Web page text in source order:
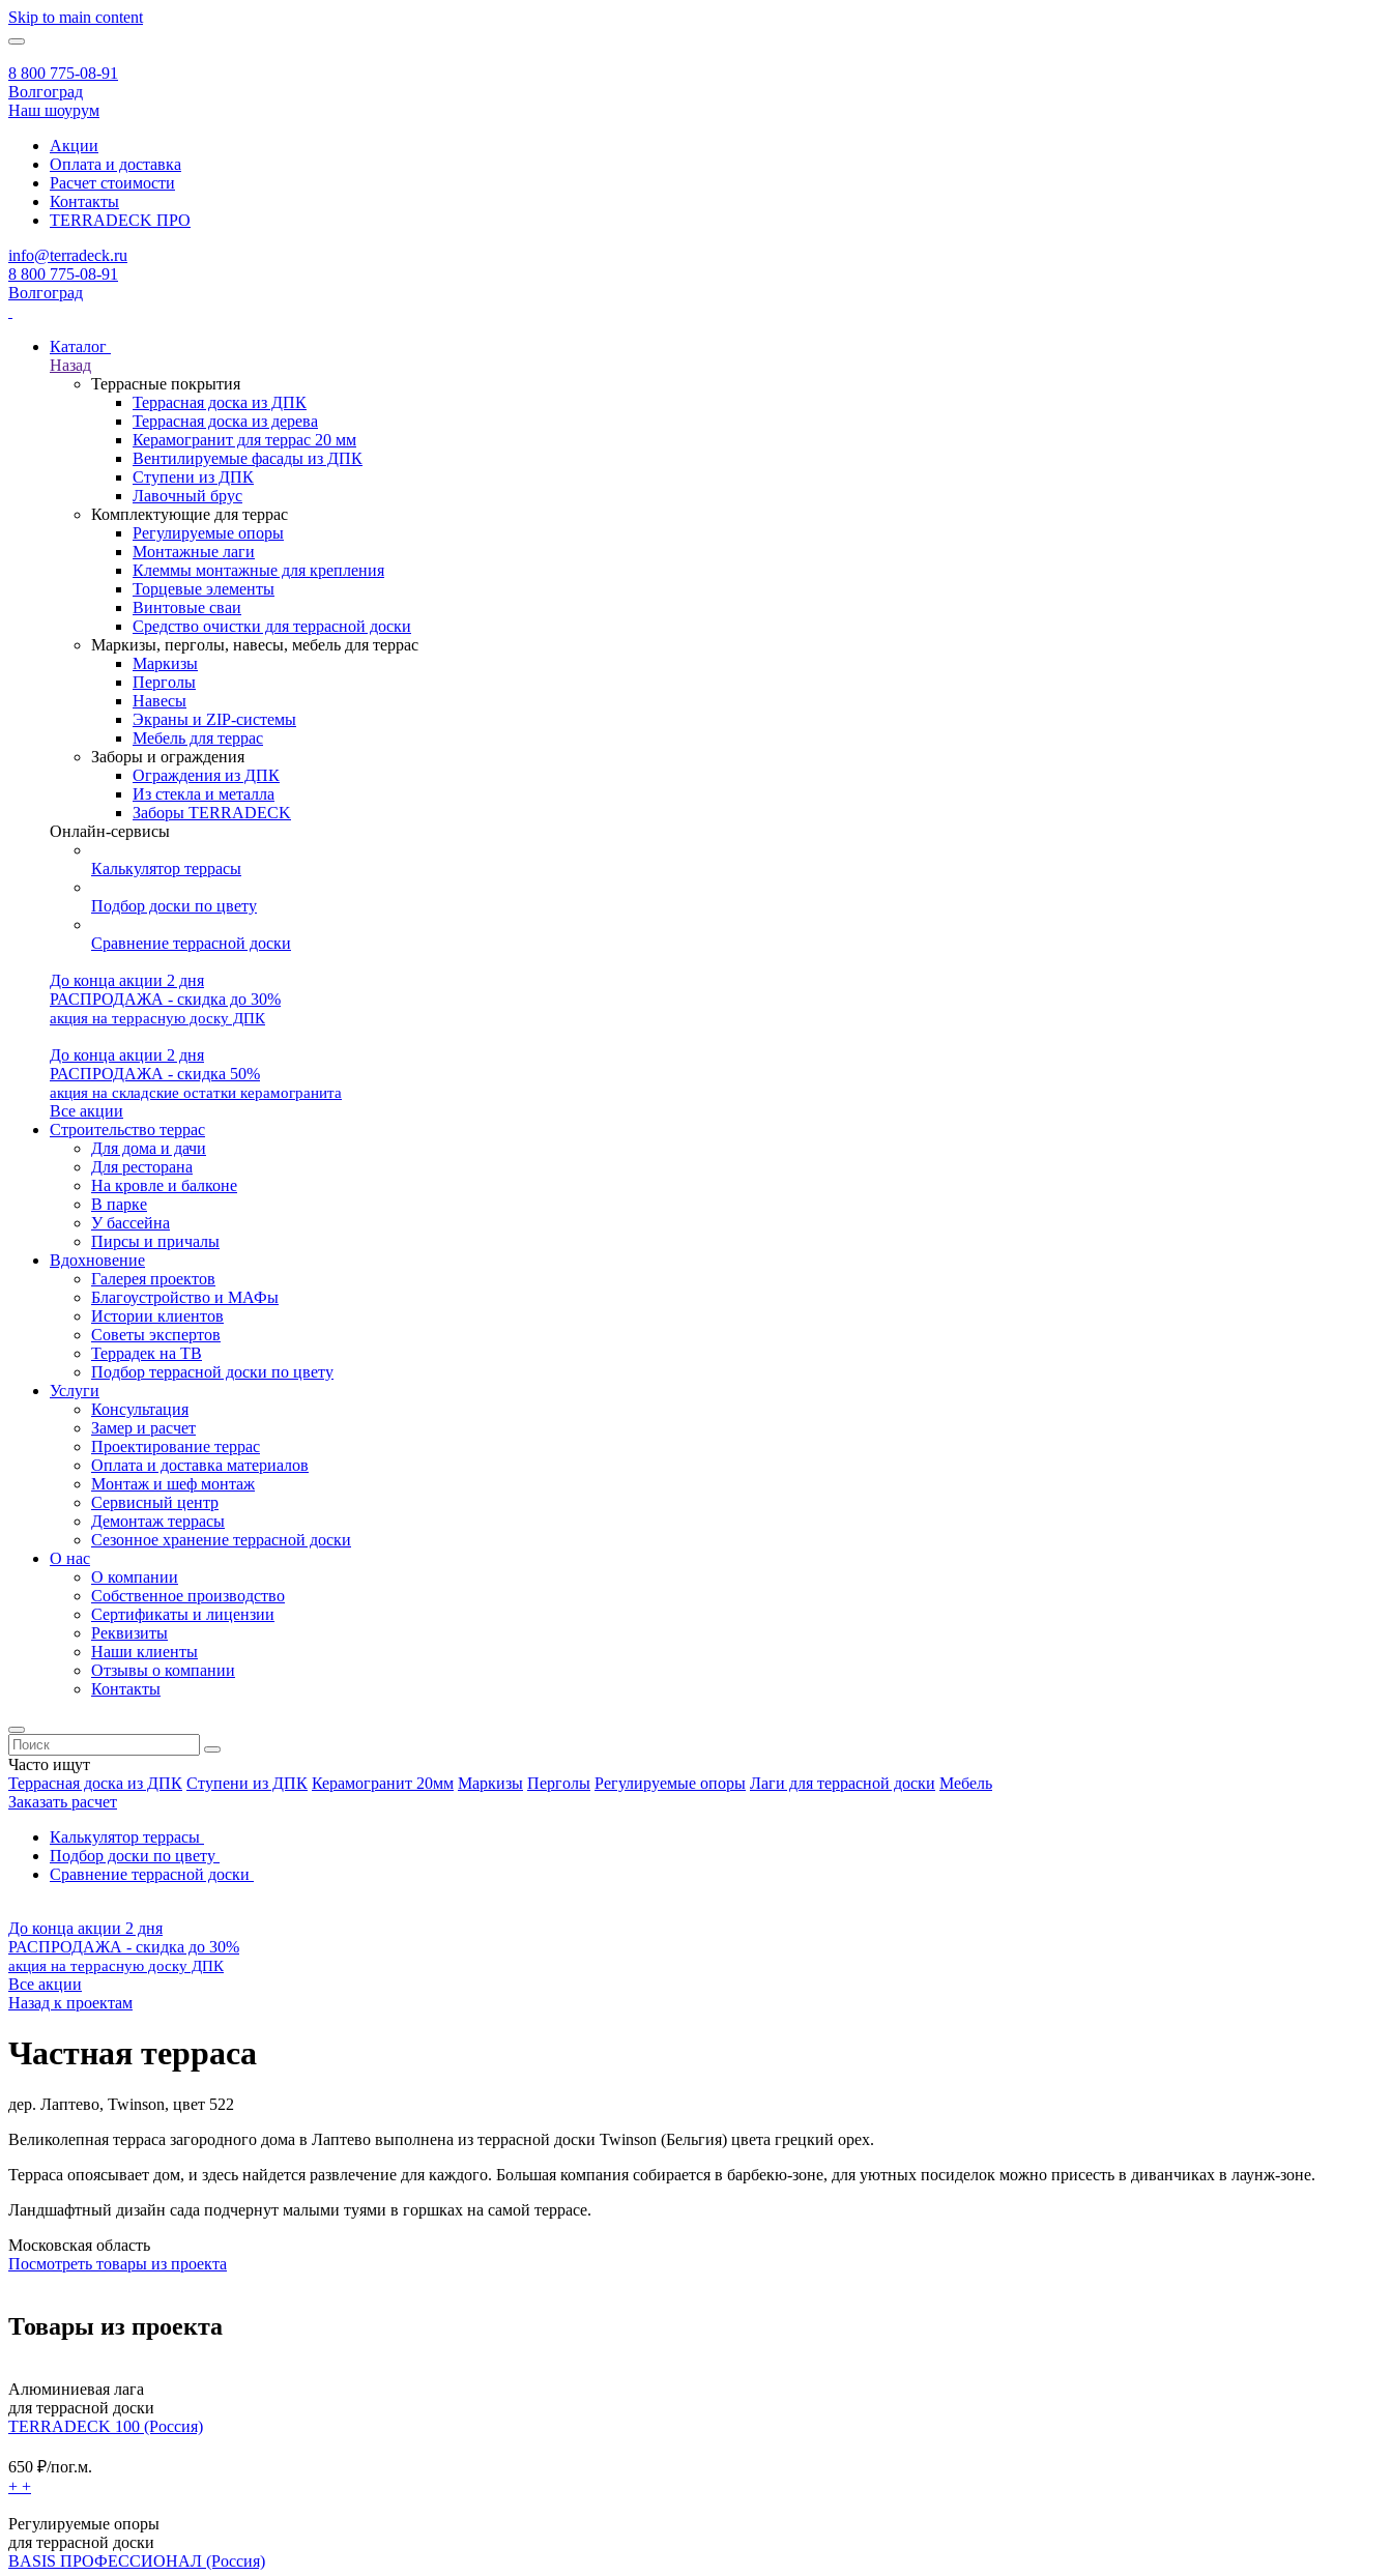
Skip to main content
8 800 775-08-91
Волгоград
Наш шоурум
Акции
Оплата и доставка
Расчет стоимости
Контакты
TERRADECK ПРО
info@terradeck.ru
8 800 775-08-91
Волгоград
Каталог
Назад
Террасные покрытия
Террасная доска из ДПК
Террасная доска из дерева
Керамогранит для террас 20 мм
Вентилируемые фасады из ДПК
Ступени из ДПК
Лавочный брус
Комплектующие для террас
Регулируемые опоры
Монтажные лаги
Клеммы монтажные для крепления
Торцевые элементы
Винтовые сваи
Средство очистки для террасной доски
Маркизы, перголы, навесы, мебель для террас
Маркизы
Перголы
Навесы
Экраны и ZIP-системы
Мебель для террас
Заборы и ограждения
Ограждения из ДПК
Из стекла и металла
Заборы TERRADECK
Онлайн-сервисы
Калькулятор террасы
Подбор доски по цвету
Сравнение террасной доски
До конца акции 2 дня
РАСПРОДАЖА - скидка до 30%
акция на террасную доску ДПК
До конца акции 2 дня
РАСПРОДАЖА - скидка 50%
акция на складские остатки керамогранита
Все акции
Строительство террас
Для дома и дачи
Для ресторана
На кровле и балконе
В парке
У бассейна
Пирсы и причалы
Вдохновение
Галерея проектов
Благоустройство и МАФы
Истории клиентов
Советы экспертов
Террадек на ТВ
Подбор террасной доски по цвету
Услуги
Консультация
Замер и расчет
Проектирование террас
Оплата и доставка материалов
Монтаж и шеф монтаж
Сервисный центр
Демонтаж террасы
Сезонное хранение террасной доски
О нас
О компании
Собственное производство
Сертификаты и лицензии
Реквизиты
Наши клиенты
Отзывы о компании
Контакты
Часто ищут
Террасная доска из ДПК Ступени из ДПК Керамогранит 20мм Маркизы Перголы Регулируемые опоры Лаги для террасной доски Мебель
Заказать расчет
Калькулятор террасы
Подбор доски по цвету
Сравнение террасной доски
До конца акции 2 дня
РАСПРОДАЖА - скидка до 30%
акция на террасную доску ДПК
Все акции
Назад к проектам
Частная терраса
дер. Лаптево, Twinson, цвет 522
Великолепная терраса загородного дома в Лаптево выполнена из террасной доски Twinson (Бельгия) цвета грецкий орех.
Терраса опоясывает дом, и здесь найдется развлечение для каждого. Большая компания собирается в барбекю-зоне, для уютных посиделок можно присесть в диванчиках в лаунж-зоне.
Ландшафтный дизайн сада подчернут малыми туями в горшках на самой террасе.
Московская область
Посмотреть товары из проекта
Товары из проекта
Алюминиевая лага
для террасной доски
TERRADECK 100 (Россия)
650 ₽/пог.м.
+ +
Регулируемые опоры
для террасной доски
BASIS ПРОФЕССИОНАЛ (Россия)